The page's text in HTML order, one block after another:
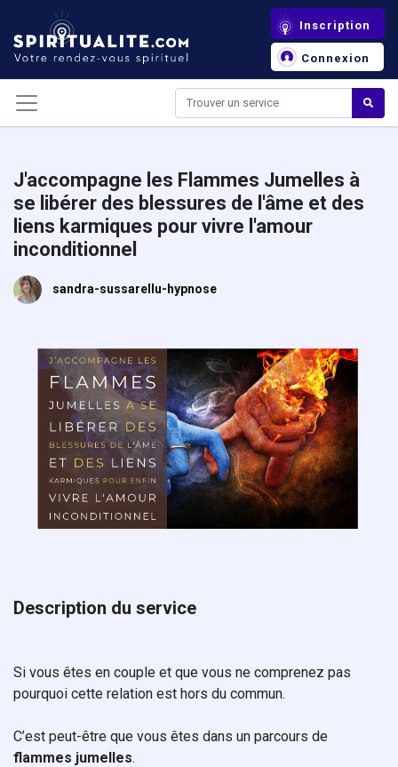
Inscription
Connexion
J'accompagne les Flammes Jumelles à
se libérer des blessures de l'âme et des
liens karmiques pour vivre l'amour
inconditionnel
sandra-sussarellu-hypnose
Description du service
Si vous êtes en couple et que vous ne comprenez pas
pourquoi cette relation est hors du commun.
C’est peut-être que vous êtes dans un parcours de
flammes jumelles.